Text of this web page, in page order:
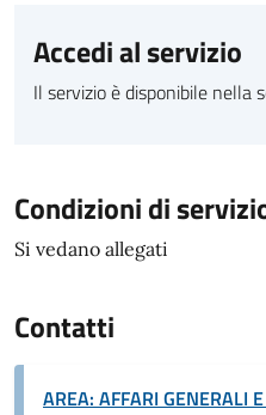
Accedi al servizio
Il servizio è disponibile nella
Condizioni di
Si vedano allegati
Contatti
AREA: AFFARI GENERALI